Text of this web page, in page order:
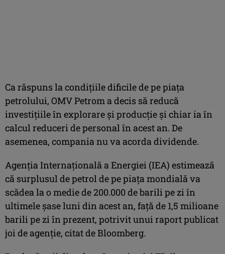
Ca răspuns la condiţiile dificile de pe piaţa
petrolului, OMV Petrom a decis să reducă
investiţiile în explorare şi producţie şi chiar ia în
calcul reduceri de personal în acest an. De
asemenea, compania nu va acorda dividende.
Agenţia Internaţională a Energiei (IEA) estimează
că surplusul de petrol de pe piaţa mondială va
scădea la o medie de 200.000 de barili pe zi în
ultimele şase luni din acest an, faţă de 1,5 milioane
barili pe zi în prezent, potrivit unui raport publicat
joi de agenţie, citat de Bloomberg.